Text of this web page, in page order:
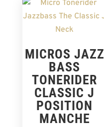
MICROS JAZZ
BASS
TONERIDER
CLASSIC J
POSITION
MANCHE